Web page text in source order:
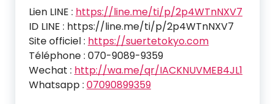
Lien LINE : https://line.me/ti/p/2p4WTnNXV7
ID LINE : https://line.me/ti/p/2p4WTnNXV7
Site officiel : https://suertetokyo.com
Téléphone : 070-9089-9359
Wechat : http://wa.me/qr/IACKNUVMEB4JL1
Whatsapp : 07090899359